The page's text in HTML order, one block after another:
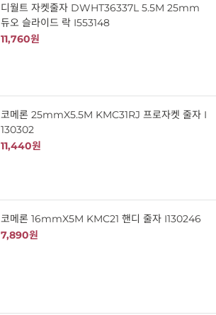
디월트 자켓줄자 DWHT36337L 5.5M 25mm
듀오 슬라이드 락 I553148
11,760원
코메론 25mmX5.5M KMC31RJ 프로자켓 줄자 I
130302
11,440원
코메론 16mmX5M KMC21 핸디 줄자 I130246
7,890원